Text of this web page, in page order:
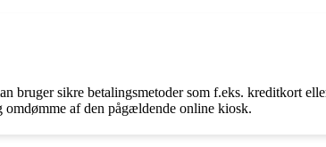
sikre betalingsmetoder som f.eks. kreditkort
omdømme af den pågældende online kiosk.